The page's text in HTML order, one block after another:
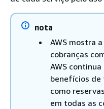
nota
AWS mostra
cobranças
AWS
benefícios
como
em todas as